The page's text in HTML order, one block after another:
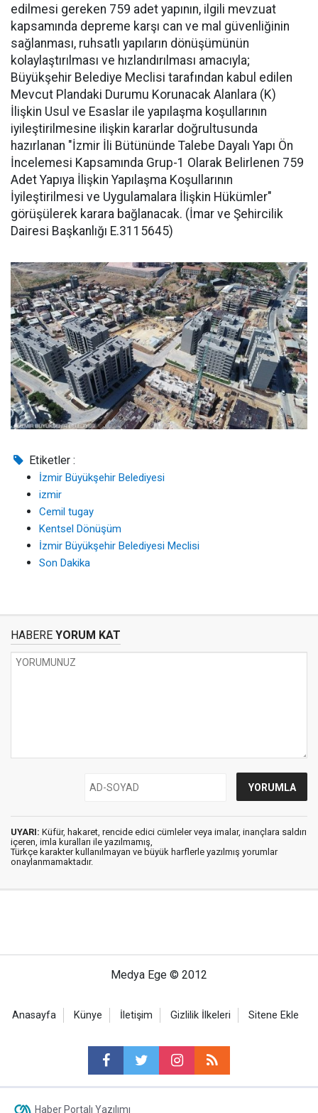
edilmesi gereken 759 adet yapının, ilgili mevzuat
kapsamında depreme karşı can ve mal güvenliğinin
sağlanması, ruhsatlı yapıların dönüşümünün
kolaylaştırılması ve hızlandırılması amacıyla;
Büyükşehir Belediye Meclisi tarafından kabul edilen
Mevcut Plandaki Durumu Korunacak Alanlara (K)
İlişkin Usul ve Esaslar ile yapılaşma koşullarının
iyileştirilmesine ilişkin kararlar doğrultusunda
hazırlanan "İzmir İli Bütününde Talebe Dayalı Yapı Ön
İncelemesi Kapsamında Grup-1 Olarak Belirlenen 759
Adet Yapıya İlişkin Yapılaşma Koşullarının
İyileştirilmesi ve Uygulamalara İlişkin Hükümler"
görüşülerek karara bağlanacak. (İmar ve Şehircilik
Dairesi Başkanlığı E.3115645)
Etiketler :
İzmir Büyükşehir Belediyesi
izmir
Cemil tugay
Kentsel Dönüşüm
İzmir Büyükşehir Belediyesi Meclisi
Son Dakika
HABERE YORUM KAT
UYARI: Küfür, hakaret, rencide edici cümleler veya imalar, inançlara saldırı
içeren, imla kuralları ile yazılmamış,
Türkçe karakter kullanılmayan ve büyük harflerle yazılmış yorumlar
onaylanmamaktadır.
Medya Ege © 2012
Anasayfa Künye İletişim Gizlilik İlkeleri Sitene Ekle
Haber Portalı Yazılımı